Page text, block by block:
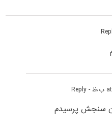
- Reply
سنجش پرسیدم